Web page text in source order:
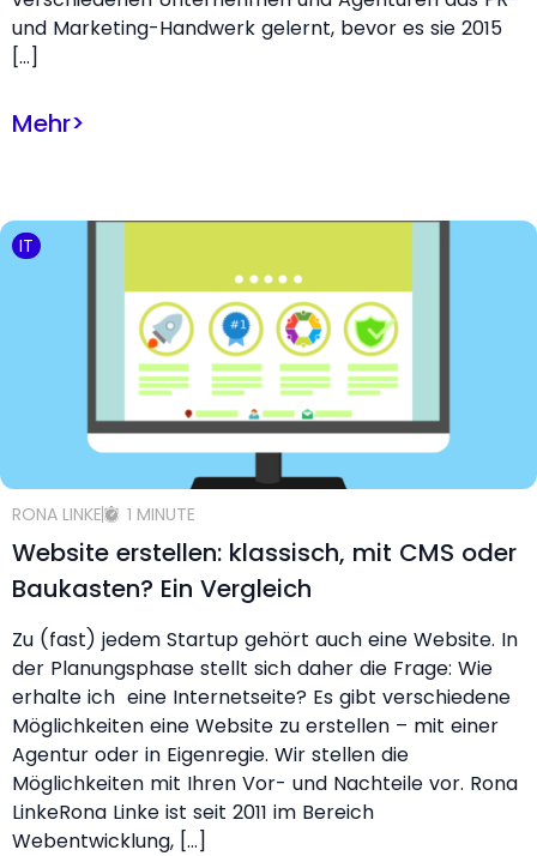
und Marketing-Handwerk gelernt, bevor es sie 2015
[…]
Mehr>
IT
RONA LINKE 1 MINUTE
Website erstellen: klassisch, mit CMS oder
Baukasten? Ein Vergleich
Zu (fast) jedem Startup gehört auch eine Website. In
der Planungsphase stellt sich daher die Frage: Wie
erhalte ich eine Internetseite? Es gibt verschiedene
Möglichkeiten eine Website zu erstellen – mit einer
Agentur oder in Eigenregie. Wir stellen die
Möglichkeiten mit Ihren Vor- und Nachteile vor. Rona
LinkeRona Linke ist seit 2011 im Bereich
Webentwicklung, […]